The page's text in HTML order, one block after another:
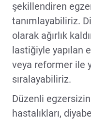
şekillendiren
tanımlayabiliriz.
olarak ağırlık
lastiğiyle yapılan
veya reformer ile
sıralayabiliriz.
Düzenli
hastalıkları,